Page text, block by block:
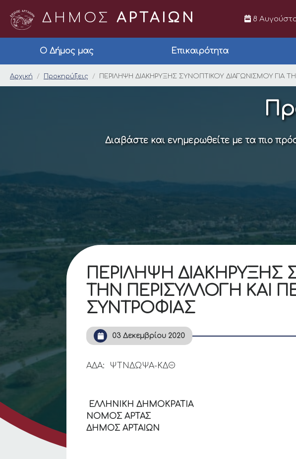
ΔΗΜΟΣ ΑΡΤΑΙΩΝ 8
Ο Δήμος μας Επικαιρότητα
ΠΕΡΙΛΗΨΗ ΔΙΑΚΗΡΥΞΗΣ
Αρχική Προκηρύξεις ΠΕΡΙΛΗΨΗ ΔΙΑΚΗΡΥΞΗΣ ΣΥΝΟΠΤΙΚΟΥ ΔΙΑΓΩΝΙΣΜΟΥ
Διαβάστε και ενημερωθείτε με τα πιο
ΠΕΡΙΛΗΨΗ ΔΙΑΚΗΡΥΞΗΣ
ΤΗΝ ΠΕΡΙΣΥΛΛΟΓΗ ΚΑΙ
ΣΥΝΤΡΟΦΙΑΣ
03 Δεκεμβρίου 2020
ΑΔΑ: ΨΤΝΔΩΨΑ-ΚΔΘ
ΕΛΛΗΝΙΚΗ ΔΗΜΟΚΡΑΤΙΑ
ΝΟΜΟΣ ΑΡΤΑΣ Αρ.
ΔΗΜΟΣ ΑΡΤΑΙΩΝ